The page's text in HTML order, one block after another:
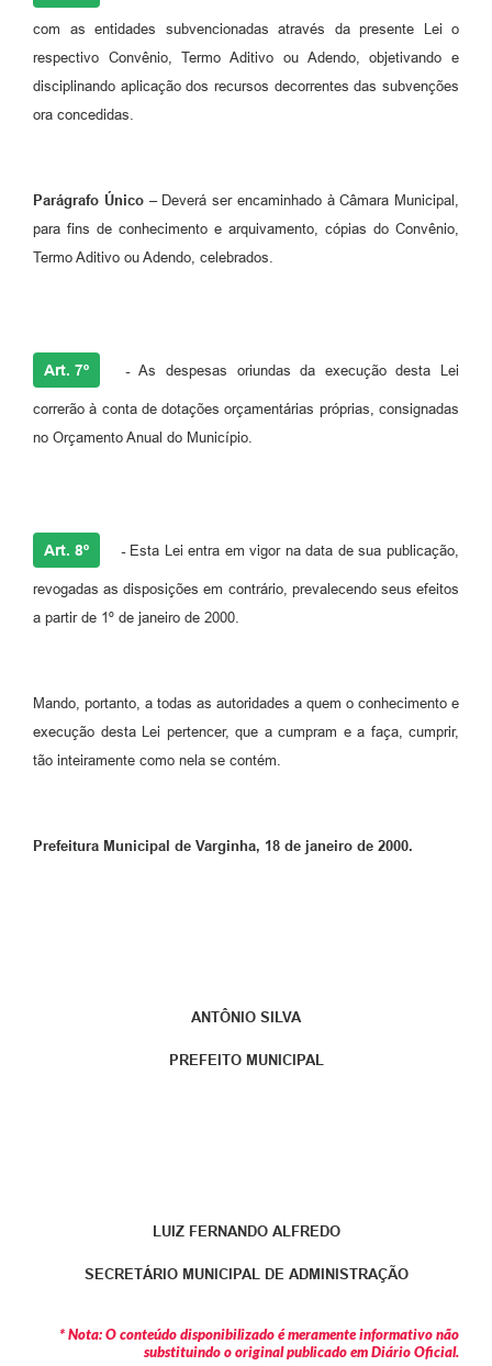
com as entidades subvencionadas através da presente Lei o
respectivo Convênio, Termo Aditivo ou Adendo, objetivando e
disciplinando aplicação dos recursos decorrentes das subvenções
ora concedidas.
Parágrafo Único – Deverá ser encaminhado à Câmara Municipal,
para fins de conhecimento e arquivamento, cópias do Convênio,
Termo Aditivo ou Adendo, celebrados.
Art. 7º -As despesas oriundas da execução desta Lei
correrão à conta de dotações orçamentárias próprias, consignadas
no Orçamento Anual do Município.
Art. 8º - Esta Lei entra em vigor na data de sua publicação,
revogadas as disposições em contrário, prevalecendo seus efeitos
a partir de 1º de janeiro de 2000.
Mando, portanto, a todas as autoridades a quem o conhecimento e
execução desta Lei pertencer, que a cumpram e a faça, cumprir,
tão inteiramente como nela se contém.
Prefeitura Municipal de Varginha, 18 de janeiro de 2000.
ANTÔNIO SILVA
PREFEITO MUNICIPAL
LUIZ FERNANDO ALFREDO
SECRETÁRIO MUNICIPAL DE ADMINISTRAÇÃO
* Nota: O conteúdo disponibilizado é meramente informativo não
substituindo o original publicado em Diário Oficial.